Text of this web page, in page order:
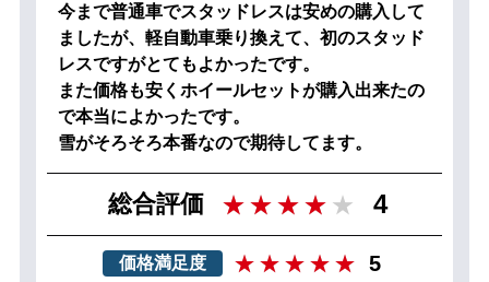
今まで普通車でスタッドレスは安めの購入して
ましたが、軽自動車乗り換えて、初のスタッド
レスですがとてもよかったです。
また価格も安くホイールセットが購入出来たの
で本当によかったです。
雪がそろそろ本番なので期待してます。
総合評価 4
価格満足度 5